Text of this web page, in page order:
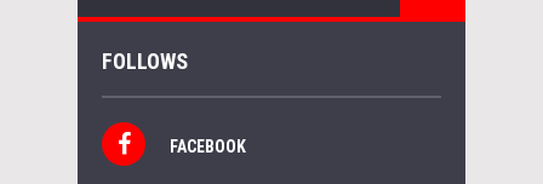
FOLLOWS
FACEBOOK